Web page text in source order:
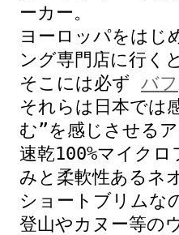
ーカー。
ヨーロッパをはじ
ング専門店に行く
そこには必ず バフ
それらは日本では
む”を感じさせる
速乾100%マイク
みと柔軟性あるネ
ショートブリムな
登山やカヌー等の